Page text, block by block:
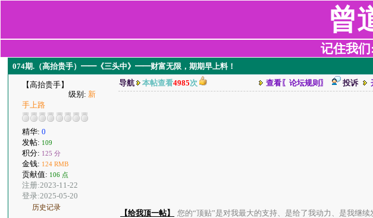
曾
记住我们
074期.（高抬贵手）━━《三头中》━━财富无限，期期早上料！
【高抬贵手】
级别: 新
手上路
精华:0
发帖: 109
积分: 125 分
金钱: 124 RMB
贡献值: 106 点
注册:2023-11-22
登录:2025-05-20
历史记录
导航 本帖查看4985次 查看〖论坛规则〗 投诉
【给我顶一帖】 您的“顶贴”是对我最大的支持、是给了我动力、是我继续